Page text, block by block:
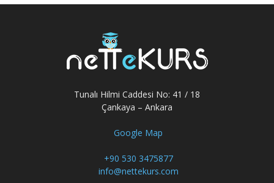
Tunalı Hilmi Caddesi No: 41 / 18
Çankaya – Ankara
Google Map
+90 530 3475877
info@nettekurs.com